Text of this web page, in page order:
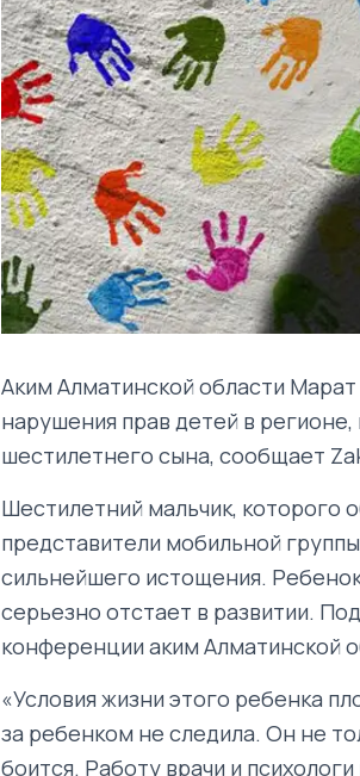
Аким Алматинской области
нарушения прав детей в
шестилетнего сына, сообщает
Шестилетний мальчик, которого
представители мобильной
сильнейшего истощения.
серьезно отстает в развитии.
конференции аким Алматинской
«Условия жизни этого ребенка
за ребенком не следила. Он не
боится. Работу врачи и